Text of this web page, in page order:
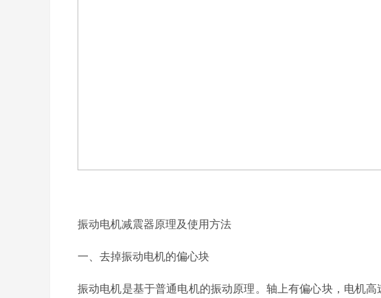
振动电机减震器原理及使用方法
一、去掉振动电机的偏心块
振动电机是基于普通电机的振动原理。轴上有偏心块，电机